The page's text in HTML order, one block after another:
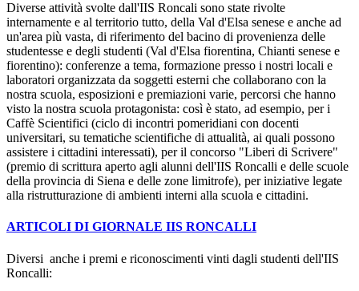
Diverse attività svolte dall'IIS Roncali sono state rivolte
internamente e al territorio tutto, della Val d'Elsa senese e anche ad
un'area più vasta, di riferimento del bacino di provenienza delle
studentesse e degli studenti (Val d'Elsa fiorentina, Chianti senese e
fiorentino): conferenze a tema, formazione presso i nostri locali e
laboratori organizzata da soggetti esterni che collaborano con la
nostra scuola, esposizioni e premiazioni varie, percorsi che hanno
visto la nostra scuola protagonista: così è stato, ad esempio, per i
Caffè Scientifici (ciclo di incontri pomeridiani con docenti
universitari, su tematiche scientifiche di attualità, ai quali possono
assistere i cittadini interessati), per il concorso "Liberi di Scrivere"
(premio di scrittura aperto agli alunni dell'IIS Roncalli e delle scuole
della provincia di Siena e delle zone limitrofe), per iniziative legate
alla ristrutturazione di ambienti interni alla scuola e cittadini.
ARTICOLI DI GIORNALE IIS RONCALLI
Diversi anche i premi e riconoscimenti vinti dagli studenti dell'IIS
Roncalli: